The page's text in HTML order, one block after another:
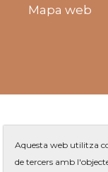
Mapa web
Aquesta web utilitza
de tercers amb